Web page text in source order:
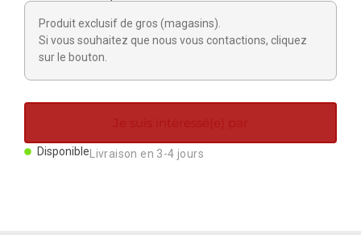
Figurines
Porte-clés
Produit exclusif de gros (magasins).
Si vous souhaitez que nous vous contactions, cliquez
sur le bouton.
Je suis intéressé(e) par
DisponibleLivraison en 3-4 jours